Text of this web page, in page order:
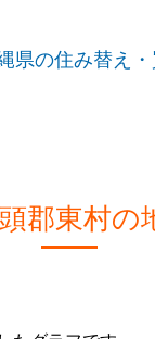
県の住み替え
郡東村の